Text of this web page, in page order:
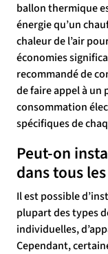
ballon thermique
énergie qu’un
chaleur de l’air
économies
recommandé de
de faire appel à un
consommation
spécifiques de
Peut-on
dans tous
Il est possible
plupart des types
individuelles,
Cependant,